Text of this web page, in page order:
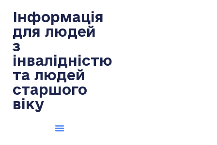
Інформація
для людей
з
інвалідністю
та людей
старшого
віку